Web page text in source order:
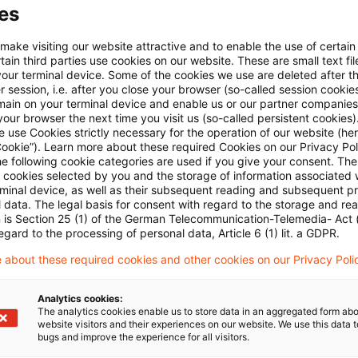
der Aufsichtsrat als
seiner Zustimmung bedarf.
Anhang IIder Delegierten Verordnung acht
des gestreckten Vorgangs ausscheidet,
zu bisherigen öffentlichen Verlautbarungen
z.B. wesentliche Abweichungen von bisher
oder Geschäftszielen
ökologischen oder sozialen Auswirkungen eines
Liste ist ausdrücklich nicht erschöpfend.
des Art 17 MAR entfällt in vielen Fällen die
über den Aufschub einer Ad hoc-Mitteilung
Dokumentation und Mitteilung an die BaFin.
finaler Ereignisse die Rechtssicherheit erheblich.
visiting our website attractive and to enable the use of
third parties use cookies on our website. These are small text
terminal device. Some of the cookies we use are deleted after
session, i.e. after you close your browser (so-called session
on your terminal device and enable us or our partner
browser the next time you visit us (so-called persistent
use Cookies strictly necessary for the operation of our website
Learn more about these required Cookies on our Privacy
following cookie categories are used if you give your consent.
cookies selected by you and the storage of information associated
device, as well as their subsequent reading and subsequent
data. The legal basis for consent with regard to the storage and
is Section 25 (1) of the German Telecommunication-Telemedia- Act
to the processing of personal data, Article 6 (1) lit. a GDPR.
about these required cookies and other cookies on our Privacy
Analytics cookies:
The analytics cookies enable us to store data in an aggregated form
website visitors and their experiences on our website. We use this data
bugs and improve the experience for all visitors.